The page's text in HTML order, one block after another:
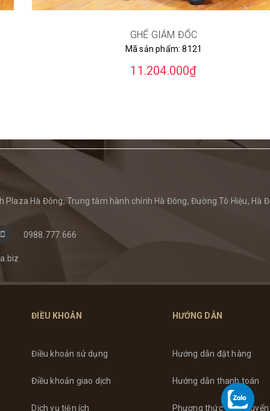
GHẾ GIÁM ĐỐC
Mã sản phẩm:8121
11.204.000₫
Plaza Hà Đông, Trung tâm hành chính Hà Đông, Đường Tô Hiệu, Hà
0988.777.666
ĐIỀU KHOẢN
Điều khoản sử dụng
Điều khoản giao dịch
Dịch vụ tiện ích
HƯỚNG DẪN
Hướng dẫn đặt hàng
Hướng dẫn thanh toán
Phương thức vận chuyển